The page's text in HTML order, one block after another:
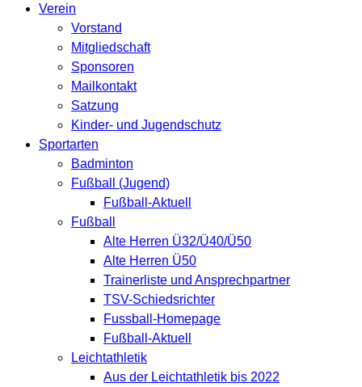
Verein
Vorstand
Mitgliedschaft
Sponsoren
Mailkontakt
Satzung
Kinder- und Jugendschutz
Sportarten
Badminton
Fußball (Jugend)
Fußball-Aktuell
Fußball
Alte Herren Ü32/Ü40/Ü50
Alte Herren Ü50
Trainerliste und Ansprechpartner
TSV-Schiedsrichter
Fussball-Homepage
Fußball-Aktuell
Leichtathletik
Aus der Leichtathletik bis 2022